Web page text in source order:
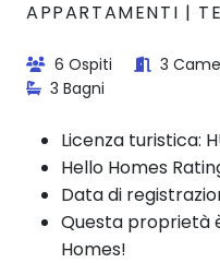
APPARTAMENTI |
6 Ospiti 3
3 Bagni
Licenza turistica:
Hello Homes
Data di
Questa proprietà
Homes!